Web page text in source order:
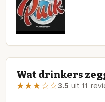
Wat drinkers
★★★☆☆3.5 uit 11